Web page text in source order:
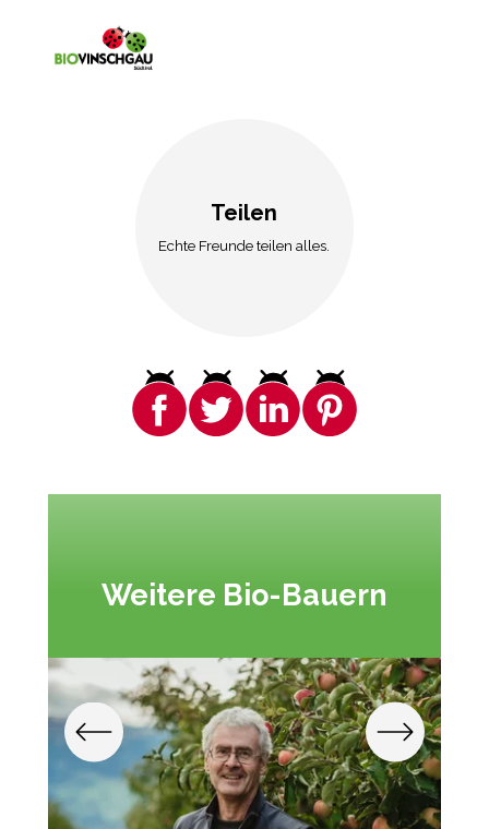
Teilen
Echte Freunde teilen alles.
Weitere Bio-Bauern